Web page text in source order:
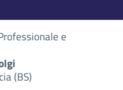
e
(BS)